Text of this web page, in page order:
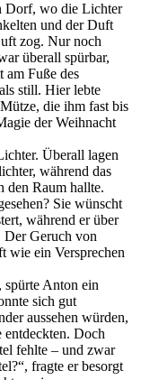
Dorf, wo die Lichter
und der Duft
zog. Nur noch
überall spürbar,
am Fuße des
still. Hier lebte
die ihm fast bis
der Weihnacht
Überall lagen
während das
den Raum hallte.
Sie wünscht
während er über
Der Geruch von
wie ein Versprechen
spürte Anton ein
sich gut
aussehen würden,
Doch
fehlte – und zwar
fragte er besorgt